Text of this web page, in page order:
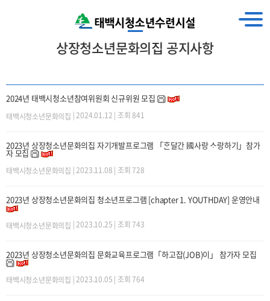
상장청소년문화의집 공지사항
2024년 태백시청소년참여위원회 신규위원 모집
태백시청소년문화의집 | 2024.01.12 | 조회 841
2023년 상장청소년문화의집 자기개발프로그램 「ᄒᆞᆫ달간 國사랑 ᄉᆞ랑하기」참가
자 모집
태백시청소년문화의집 | 2023.11.08 | 조회 728
2023년 상장청소년문화의집 청소년프로그램 [chapter 1. YOUTHDAY] 운영안내
태백시청소년문화의집 | 2023.10.25 | 조회 743
2023년 상장청소년문화의집 문화교육프로그램「하고잡(JOB)이」 참가자 모집
태백시청소년문화의집 | 2023.10.05 | 조회 764